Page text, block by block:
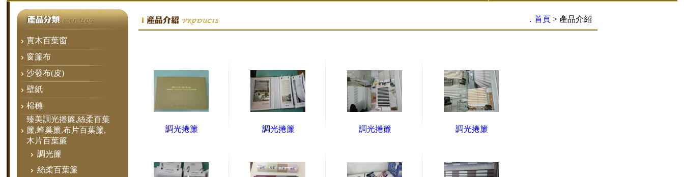
實木百葉窗
窗簾布
沙發布(皮)
壁紙
棉穗
臻美調光捲簾,絲柔百葉
簾,蜂巢簾,布片百葉簾,
木片百葉簾
調光簾
絲柔百葉簾
．首頁> 產品介紹
調光捲簾 調光捲簾 調光捲簾 調光捲簾